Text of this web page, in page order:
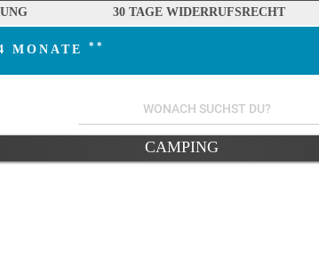
30 TAGE WIDERRUFSRECHT
MONATE **
CAMPING